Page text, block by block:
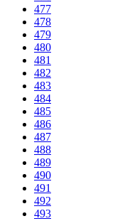
477
478
479
480
481
482
483
484
485
486
487
488
489
490
491
492
493